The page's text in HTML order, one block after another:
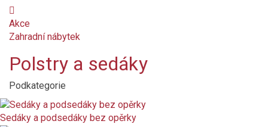
Akce
Zahradní nábytek
Cena
Kč
Kč
Dostupnost
Polstry a sedáky
Podkategorie
Sedáky a podsedáky bez opěrky